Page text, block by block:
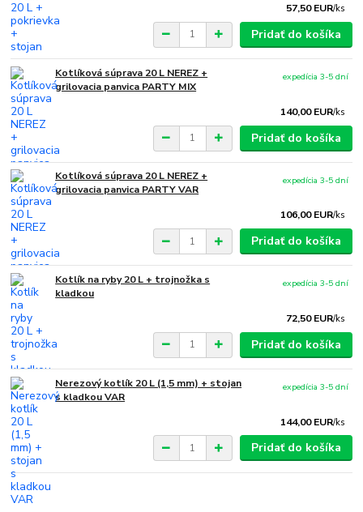
57,50 EUR/ks
Pridať do košíka
Kotlíková súprava 20 L NEREZ +
grilovacia panvica PARTY MIX
140,00 EUR/ks
expedícia 3-5 dní
Pridať do košíka
Kotlíková súprava 20 L NEREZ +
grilovacia panvica PARTY VAR
106,00 EUR/ks
expedícia 3-5 dní
Pridať do košíka
Kotlík na ryby 20 L + trojnožka s
kladkou
72,50 EUR/ks
expedícia 3-5 dní
Pridať do košíka
Nerezový kotlík 20 L (1,5 mm) + stojan
s kladkou VAR
144,00 EUR/ks
expedícia 3-5 dní
Pridať do košíka